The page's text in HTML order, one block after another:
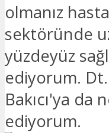
olmanız
sektöründe
yüzdeyüz
ediyorum.
Bakıcı'ya
ediyorum.